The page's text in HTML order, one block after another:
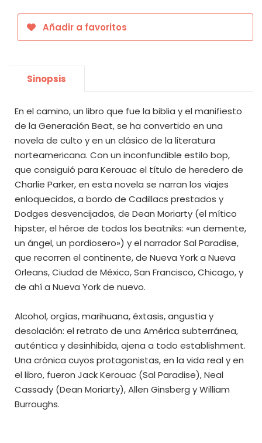
Añadir a favoritos
Sinopsis
En el camino, un libro que fue la biblia y el manifiesto
de la Generación Beat, se ha convertido en una
novela de culto y en un clásico de la literatura
norteamericana. Con un inconfundible estilo bop,
que consiguió para Kerouac el título de heredero de
Charlie Parker, en esta novela se narran los viajes
enloquecidos, a bordo de Cadillacs prestados y
Dodges desvencijados, de Dean Moriarty (el mítico
hipster, el héroe de todos los beatniks: «un demente,
un ángel, un pordiosero») y el narrador Sal Paradise,
que recorren el continente, de Nueva York a Nueva
Orleans, Ciudad de México, San Francisco, Chicago, y
de ahí a Nueva York de nuevo.
Alcohol, orgías, marihuana, éxtasis, angustia y
desolación: el retrato de una América subterránea,
auténtica y desinhibida, ajena a todo establishment.
Una crónica cuyos protagonistas, en la vida real y en
el libro, fueron Jack Kerouac (Sal Paradise), Neal
Cassady (Dean Moriarty), Allen Ginsberg y William
Burroughs.